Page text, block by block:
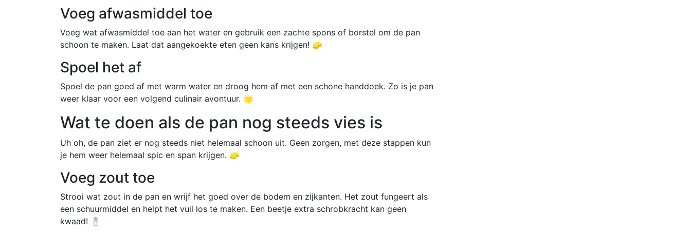
Voeg afwasmiddel toe
Voeg wat afwasmiddel toe aan het water en gebruik een zachte spons of borstel om de pan
schoon te maken. Laat dat aangekoekte eten geen kans krijgen! 🧽
Spoel het af
Spoel de pan goed af met warm water en droog hem af met een schone handdoek. Zo is je pan
weer klaar voor een volgend culinair avontuur. 🌟
Wat te doen als de pan nog steeds vies is
Uh oh, de pan ziet er nog steeds niet helemaal schoon uit. Geen zorgen, met deze stappen kun
je hem weer helemaal spic en span krijgen. 🧽
Voeg zout toe
Strooi wat zout in de pan en wrijf het goed over de bodem en zijkanten. Het zout fungeert als
een schuurmiddel en helpt het vuil los te maken. Een beetje extra schrobkracht kan geen
kwaad! 🧂